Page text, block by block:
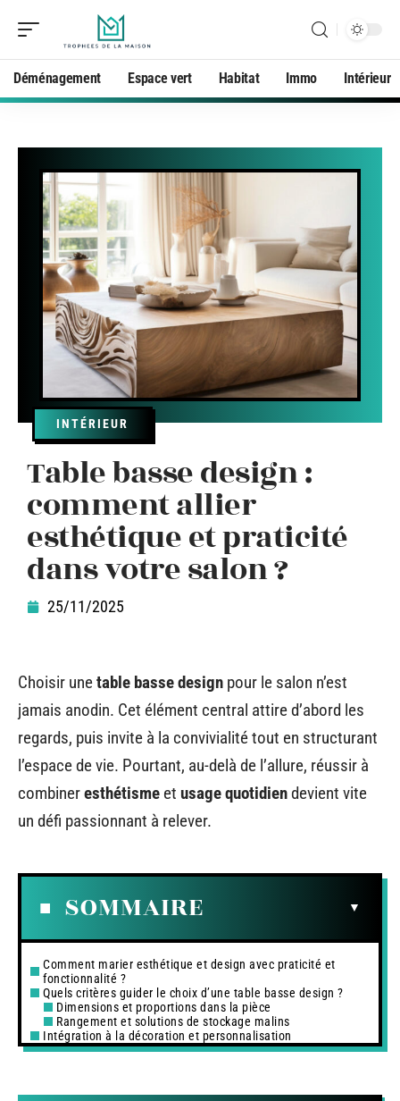
Déménagement Espace vert Habitat Immo Intérieur
INTÉRIEUR
Table basse design :
comment allier
esthétique et praticité
dans votre salon ?
25/11/2025
Choisir unetable basse design pour le salon n’est
jamais anodin. Cet élément central attire d’abord les
regards, puis invite à la convivialité tout en structurant
l’espace de vie. Pourtant, au-delà de l’allure, réussir à
combineresthétisme et usage quotidiendevient vite
un défi passionnant à relever.
SOMMAIRE
Comment marier esthétique et design avec praticité et
fonctionnalité ?
Quels critères guider le choix d’une table basse design ?
Dimensions et proportions dans la pièce
Rangement et solutions de stockage malins
Intégration à la décoration et personnalisation